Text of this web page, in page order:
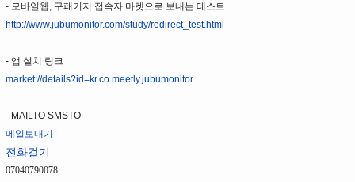
- 모바일웹, 구패키지 접속자 마켓으로 보내는 테스트
http://www.jubumonitor.com/study/redirect_test.html
- 앱 설치 링크
market://details?id=kr.co.meetly.jubumonitor
- MAILTO SMSTO
메일보내기
전화걸기
07040790078